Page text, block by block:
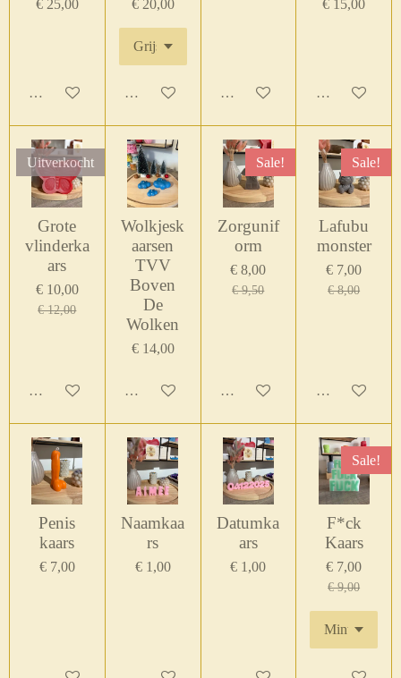
€ 25,00
In winkelwagen
€ 20,00
In winkelwagen In winkelwagen
€ 15,00
In
Uitverkocht
Grote
vlinderka
ars
€ 10,00
€ 12,00
Houd mij op de hoogte
Wolkjesk
aarsen
TVV
Boven
De
Wolken
€ 14,00
In winkelwagen
Sale!
Zorgunif
orm
€ 8,00
€ 9,50
In winkelwagen
Sale!
Lafubu
monster
€ 7,00
€ 8,00
In
Penis
kaars
€ 7,00
Naamkaa
rs
€ 1,00
Datumka
ars
€ 1,00
Sale!
F*ck
Kaars
€ 7,00
€ 9,00